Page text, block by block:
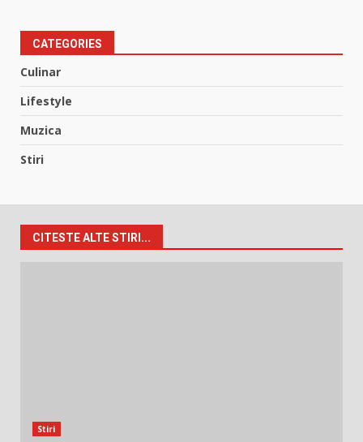
CATEGORIES
Culinar
Lifestyle
Muzica
Stiri
CITESTE ALTE STIRI...
Stiri